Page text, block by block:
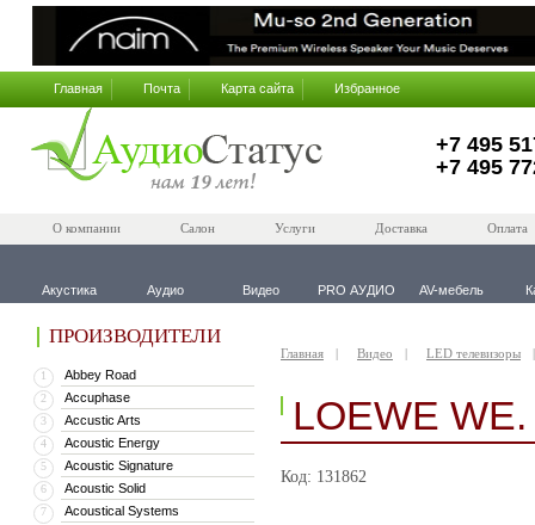
Главная Почта Карта сайта Избранное
+7 495
+7 495
О компании Салон Услуги Доставка Оплата
Акустика Аудио Видео PRO АУДИО AV-мебель
ПРОИЗВОДИТЕЛИ
1 Abbey Road
2 Accuphase
3 Accustic Arts
4 Acoustic Energy
5 Acoustic Signature
6 Acoustic Solid
7 Acoustical Systems
Главная Видео LED телевизоры
LOEWE
Код: 131862